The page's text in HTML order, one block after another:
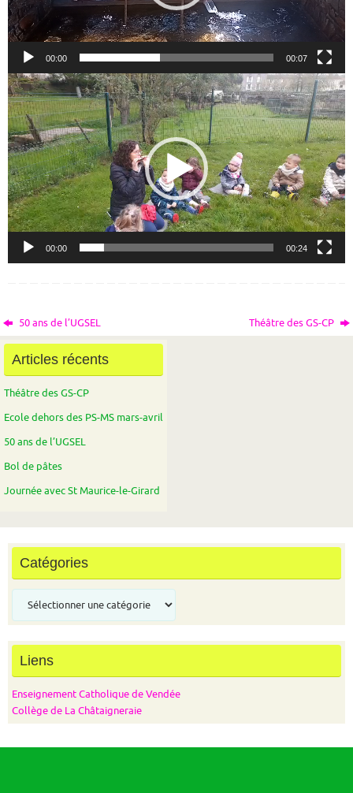
00:00 00:07
Lecteur
vidéo
00:00 00:24
50 ans de l’UGSEL Théâtre des GS-CP
Articles récents
Théâtre des GS-CP
Ecole dehors des PS-MS mars-avril
50 ans de l’UGSEL
Bol de pâtes
Journée avec St Maurice-le-Girard
Catégories
Liens
Enseignement Catholique de Vendée
Collège de La Châtaigneraie